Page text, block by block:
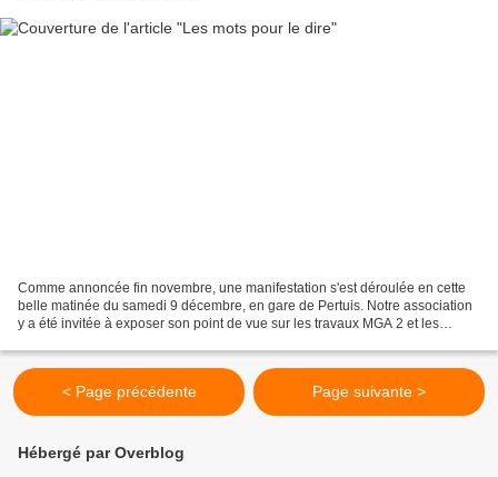
Comme annoncée fin novembre, une manifestation s'est déroulée en cette
belle matinée du samedi 9 décembre, en gare de Pertuis. Notre association
y a été invitée à exposer son point de vue sur les travaux MGA 2 et les
< Page précédente Page suivante >
Hébergé par Overblog